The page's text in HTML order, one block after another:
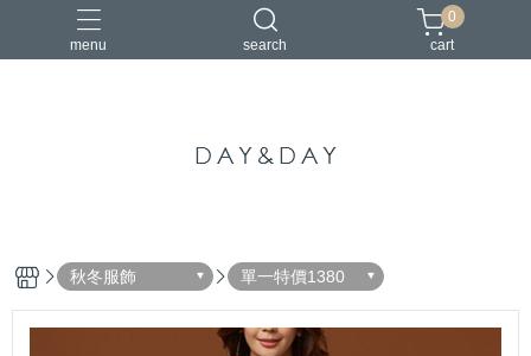
menu search
棉麻 茶禪服
0
cart
秋冬服飾 單一特價1380